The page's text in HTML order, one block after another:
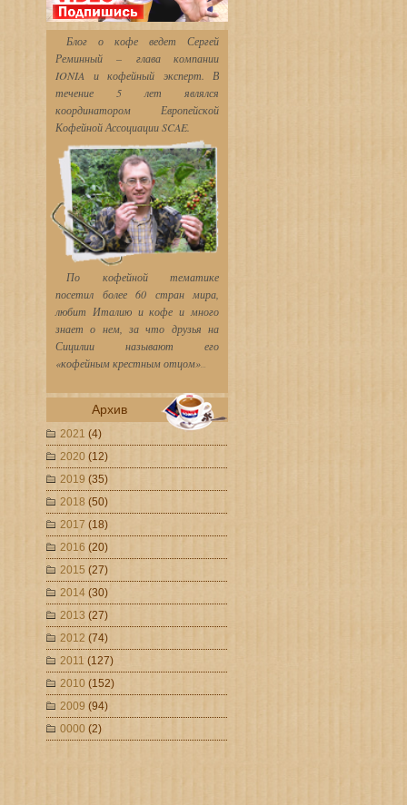
Блог о кофе ведет Сергей
Реминный – глава компании
IONIA и кофейный эксперт. В
течение 5 лет являлся
координатором Европейской
Кофейной Ассоциации SCAE.
По кофейной тематике
посетил более 60 стран мира,
любит Италию и кофе и много
знает о нем, за что друзья на
Сицилии называют его
«кофейным крестным отцом»
Архив
2021 (4)
2020 (12)
2019 (35)
2018 (50)
2017 (18)
2016 (20)
2015 (27)
2014 (30)
2013 (27)
2012 (74)
2011 (127)
2010 (152)
2009 (94)
0000 (2)